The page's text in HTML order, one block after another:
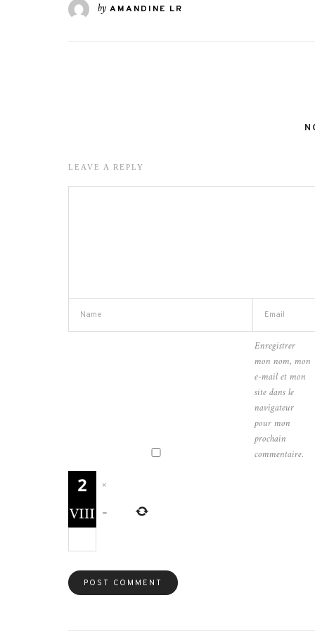
by AMANDINE LR
LEAVE A REPLY
Enregistrer
mon nom, mon
e-mail et mon
site dans le
navigateur
pour mon
prochain
commentaire.
×
=